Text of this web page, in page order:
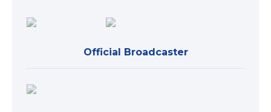
Official Broadcaster